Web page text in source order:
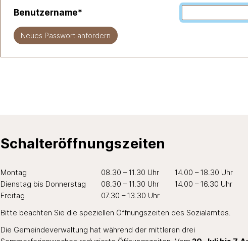
Benutzername*
Neues Passwort anfordern
Schalteröffnungszeiten
Wochentag Öffnungszeiten Vormittag Öffnungszeiten
Montag 08.30 – 11.30 Uhr
14.00 – 18.30 Uhr
Dienstag bis Donnerstag 08.30 – 11.30 Uhr
14.00 – 16.30 Uhr
Freitag
07.30 – 13.30 Uhr
Bitte beachten Sie die speziellen Öffnungszeiten des Sozialamtes.
Die Gemeindeverwaltung hat während der mittleren drei